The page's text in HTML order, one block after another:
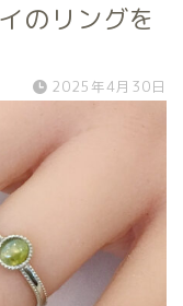
のリングを
2025年4月30日